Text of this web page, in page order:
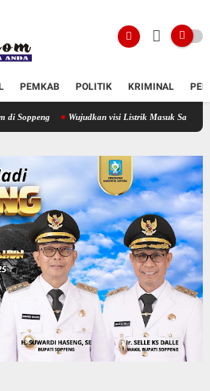
PEMKAB POLITIK KRIMINAL
Wujudkan visi Listrik Masuk Sawah, Bupati Soppeng